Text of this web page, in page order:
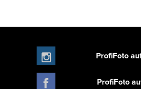
ProfiFoto
ProfiFoto